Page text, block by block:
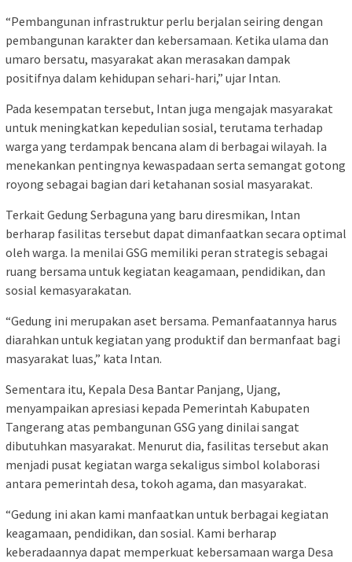
“Pembangunan infrastruktur perlu berjalan seiring dengan
pembangunan karakter dan kebersamaan. Ketika ulama dan
umaro bersatu, masyarakat akan merasakan dampak
positifnya dalam kehidupan sehari-hari,” ujar Intan.
Pada kesempatan tersebut, Intan juga mengajak masyarakat
untuk meningkatkan kepedulian sosial, terutama terhadap
warga yang terdampak bencana alam di berbagai wilayah. Ia
menekankan pentingnya kewaspadaan serta semangat gotong
royong sebagai bagian dari ketahanan sosial masyarakat.
Terkait Gedung Serbaguna yang baru diresmikan, Intan
berharap fasilitas tersebut dapat dimanfaatkan secara optimal
oleh warga. Ia menilai GSG memiliki peran strategis sebagai
ruang bersama untuk kegiatan keagamaan, pendidikan, dan
sosial kemasyarakatan.
“Gedung ini merupakan aset bersama. Pemanfaatannya harus
diarahkan untuk kegiatan yang produktif dan bermanfaat bagi
masyarakat luas,” kata Intan.
Sementara itu, Kepala Desa Bantar Panjang, Ujang,
menyampaikan apresiasi kepada Pemerintah Kabupaten
Tangerang atas pembangunan GSG yang dinilai sangat
dibutuhkan masyarakat. Menurut dia, fasilitas tersebut akan
menjadi pusat kegiatan warga sekaligus simbol kolaborasi
antara pemerintah desa, tokoh agama, dan masyarakat.
“Gedung ini akan kami manfaatkan untuk berbagai kegiatan
keagamaan, pendidikan, dan sosial. Kami berharap
keberadaannya dapat memperkuat kebersamaan warga Desa